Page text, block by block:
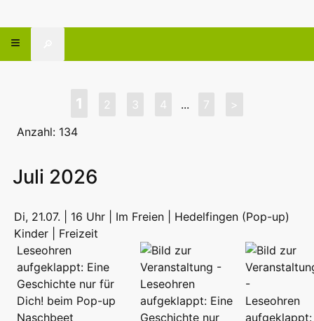
1 2 3 4 ... 7
>
Anzahl: 134
Juli 2026
Di, 21.07. | 16 Uhr | Im Freien | Hedelfingen (Pop-up)
Kinder | Freizeit
Leseohren
aufgeklappt: Eine
Geschichte nur für
Dich! beim Pop-up
Naschbeet